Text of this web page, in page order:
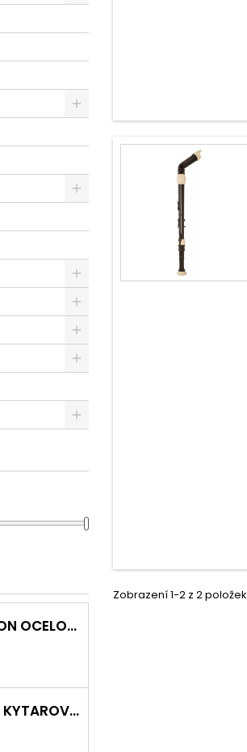
GOLDON OCELOVÉ PRSTOVÉ ČINELKY
SIRIUS KYTAROVÁ STRUNA
Zobrazení 1-2 z 2 položek